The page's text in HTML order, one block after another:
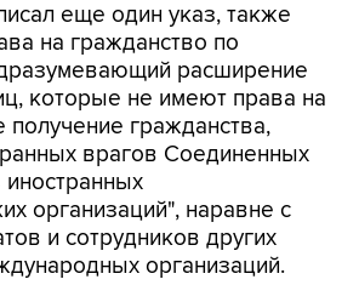
еще один указ, также
на гражданство по
расширение
которые не имеют права на
получение гражданства,
врагов Соединенных
организаций", наравне с
и сотрудников других
организаций.